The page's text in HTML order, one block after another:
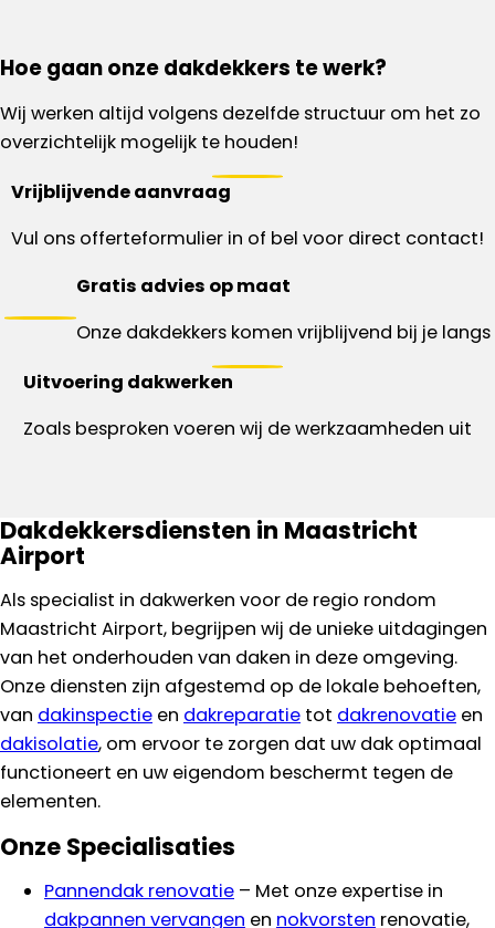
Hoe gaan onze dakdekkers te werk?
Wij werken altijd volgens dezelfde structuur om het zo
overzichtelijk mogelijk te houden!
Vrijblijvende aanvraag
Vul ons offerteformulier in of bel voor direct contact!
Gratis advies op maat
Onze dakdekkers komen vrijblijvend bij je langs
Uitvoering dakwerken
Zoals besproken voeren wij de werkzaamheden uit
Dakdekkersdiensten in Maastricht
Airport
Als specialist in dakwerken voor de regio rondom
Maastricht Airport, begrijpen wij de unieke uitdagingen
van het onderhouden van daken in deze omgeving.
Onze diensten zijn afgestemd op de lokale behoeften,
van dakinspectie en dakreparatie tot dakrenovatie en
dakisolatie, om ervoor te zorgen dat uw dak optimaal
functioneert en uw eigendom beschermt tegen de
elementen.
Onze Specialisaties
Pannendak renovatie – Met onze expertise in
dakpannen vervangen en nokvorsten renovatie,